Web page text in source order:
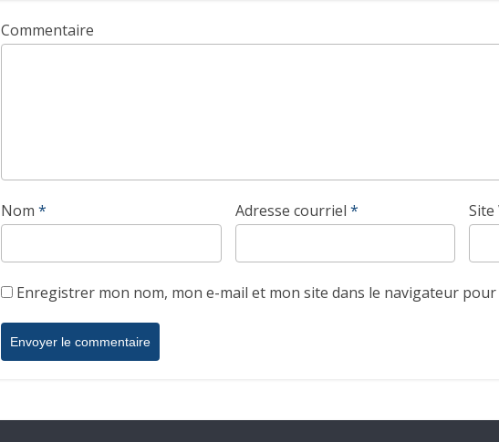
Commentaire
Nom * Adresse courriel * Site
Enregistrer mon nom, mon e-mail et mon site dans le navigateur